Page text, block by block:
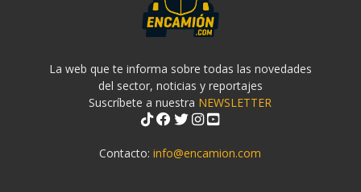
La web que te informa sobre todas las novedades
del sector, noticias y reportajes
Suscríbete a nuestra NEWSLETTER
Contacto:info@encamion.com